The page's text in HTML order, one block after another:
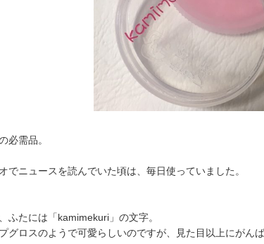
必需品。
でニュースを読んでいた頃は、毎日使っていました。
ふたには「kamimekuri」の文字。
グロスのようで可愛らしいのですが、見た目以上にがんば